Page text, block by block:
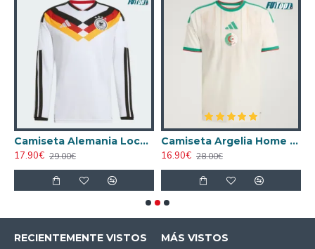
Camiseta Alemania Local Mundial 2026 ML Blanco
17.90€ 29.00€
Camiseta Argelia Home 2026
16.90€ 28.00€
RECIENTEMENTE VISTOS MÁS VISTOS